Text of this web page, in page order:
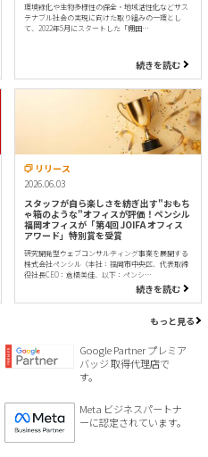
環境緑化や生物多様性の保全・地域活性化などサス
テナブル社会の実現に向けた取り組みの一環とし
て、2022年5月にスタートした「棚田…
続きを読む
リリース
2026.06.03
スタッフが自ら楽しさを紡ぎ出す"おもち
ゃ箱のような"オフィスが評価！ペンシル
福岡オフィスが「第4回 JOIFA オフィス
アワード」特別賞を受賞
研究開発型ウェブコンサルティング事業を展開する
株式会社ペンシル（本社：福岡市中央区、代表取締
役社長CEO：倉橋美佳、以下：ペンシ…
続きを読む
もっと見る
Google Partner プレミア
バッジ 取得代理店で
す。
Meta ビジネスパートナ
ーに認定されています。